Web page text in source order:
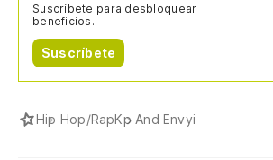
Suscríbete para desbloquear
beneficios.
Suscríbete
Hip Hop/RapKp And Envyi